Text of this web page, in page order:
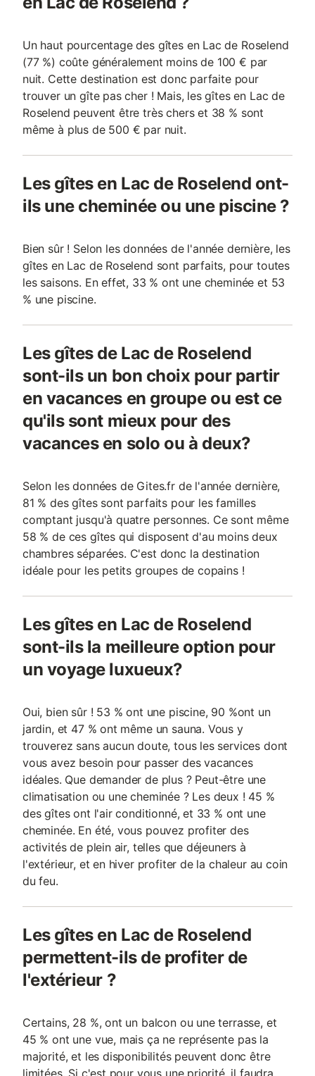
Un haut pourcentage des gîtes en Lac de Roselend
(77 %) coûte généralement moins de 100 € par
nuit. Cette destination est donc parfaite pour
trouver un gîte pas cher ! Mais, les gîtes en Lac de
Roselend peuvent être très chers et 38 % sont
même à plus de 500 € par nuit.
Les gîtes en Lac de Roselend ont-
ils une cheminée ou une piscine ?
Bien sûr ! Selon les données de l'année dernière, les
gîtes en Lac de Roselend sont parfaits, pour toutes
les saisons. En effet, 33 % ont une cheminée et 53
% une piscine.
Les gîtes de Lac de Roselend
sont-ils un bon choix pour partir
en vacances en groupe ou est ce
qu'ils sont mieux pour des
vacances en solo ou à deux?
Selon les données de Gites.fr de l'année dernière,
81 % des gîtes sont parfaits pour les familles
comptant jusqu'à quatre personnes. Ce sont même
58 % de ces gîtes qui disposent d'au moins deux
chambres séparées. C'est donc la destination
idéale pour les petits groupes de copains !
Les gîtes en Lac de Roselend
sont-ils la meilleure option pour
un voyage luxueux?
Oui, bien sûr ! 53 % ont une piscine, 90 %ont un
jardin, et 47 % ont même un sauna. Vous y
trouverez sans aucun doute, tous les services dont
vous avez besoin pour passer des vacances
idéales. Que demander de plus ? Peut-être une
climatisation ou une cheminée ? Les deux ! 45 %
des gîtes ont l'air conditionné, et 33 % ont une
cheminée. En été, vous pouvez profiter des
activités de plein air, telles que déjeuners à
l'extérieur, et en hiver profiter de la chaleur au coin
du feu.
Les gîtes en Lac de Roselend
permettent-ils de profiter de
l'extérieur ?
Certains, 28 %, ont un balcon ou une terrasse, et
45 % ont une vue, mais ça ne représente pas la
majorité, et les disponibilités peuvent donc être